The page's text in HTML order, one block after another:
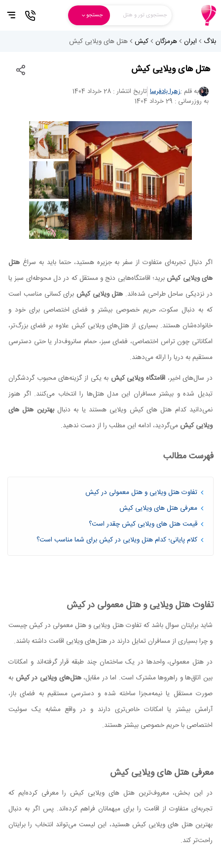
جستجوی تور و هتل جستجو
بلاگ ایران هرمزگان کیش هتل های ویلایی کیش
هتل های ویلایی کیش
به قلم :زهرا بادفرسا تاریخ انتشار : 28 خرداد 1404
به روزرسانی : 29 خرداد 1404
اگر دنبال تجربه‌ای متفاوت از سفر به جزیره هستید، حتما باید به سراغ هتل
های ویلایی کیش برید؛ اقامتگاه‌هایی دنج و مستقل که در دل محوطه‌ای سبز یا
در نزدیکی ساحل طراحی شده‌اند. هتل ویلایی کیش برای کسانی مناسب است
که به دنبال سکوت، حریم خصوصی بیشتر و فضای اختصاصی برای خود و
خانواده‌شان هستند. بسیاری از هتل‌های ویلایی کیش علاوه بر فضای بزرگ‌تر،
امکاناتی چون تراس اختصاصی، فضای سبز، حمام سانروف‌دار یا حتی دسترسی
مستقیم به دریا را ارائه می‌دهند.
در سال‌های اخیر، اقامتگاه ویلایی کیش به یکی از گزینه‌های محبوب گردشگران
تبدیل شده و بیشتر مسافران این مدل هتل‌ها را انتخاب می‌کنند. اگر هنوز
نمی‌دانید کدام هتل های کیش ویلایی هستند یا به دنبالبهترین هتل های
ویلایی کیش می‌گردید، ادامه این مطلب را از دست ندهید.
فهرست مطالب
تفاوت هتل ویلایی و هتل معمولی در کیش
معرفی هتل های ویلایی کیش
قیمت هتل های ویلایی کیش چقدر است؟
کلام پایانی؛ کدام هتل ویلایی در کیش برای شما مناسب است؟
تفاوت هتل ویلایی و هتل معمولی در کیش
شاید برایتان سوال باشد که تفاوت هتل ویلایی و هتل معمولی در کیش چیست
و چرا بسیاری از مسافران تمایل دارند در هتل‌های ویلایی اقامت داشته باشند.
در هتل معمولی، واحدها در یک ساختمان چند طبقه قرار گرفته‌اند و امکانات
بین اتاق‌ها و راهروها مشترک است. اما در مقابل،هتل‌های ویلایی در کیش به
صورت مستقل یا نیمه‌مجزا ساخته شده و دسترسی مستقیم به فضای باز،
آرامش بیشتر یا امکانات خاص‌تری دارند و در واقع مشابه یک سوئیت
اختصاصی با حریم خصوصی بیشتر هستند.
معرفی هتل های ویلایی کیش
در این بخش، معروف‌ترین هتل های ویلایی کیش را معرفی کرده‌ایم که
تجربه‌ای متفاوت از اقامت را برای میهمانان فراهم کرده‌اند. پس اگر به دنبال
بهترین هتل های ویلایی کیش هستید، این لیست می‌تواند انتخاب را برایتان
راحت‌تر کند.